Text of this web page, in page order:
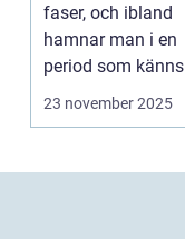
faser, och ibland
hamnar man i en
period som känns
tyngre än m...
23 november 2025